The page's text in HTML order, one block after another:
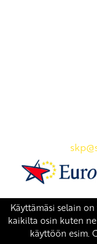
skp
SKP on
european-left.org
european-